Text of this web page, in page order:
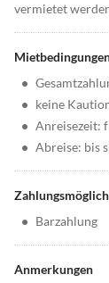
vermietet
•
• keine
• Anreisezeit:
• Abreise: bis
• Barzahlung
Anmerkungen